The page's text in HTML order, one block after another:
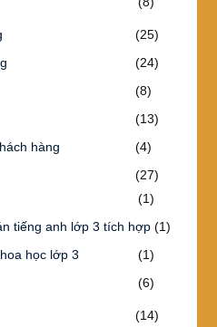
(25)
(24)
(8)
(13)
hàng
(4)
(27)
(1)
tiếng anh lớp 3 tích hợp(1)
học lớp 3
(1)
(6)
(14)